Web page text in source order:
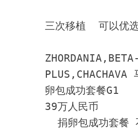
三次移植  可以优
ZHORDANIA,BETA-
PLUS,CHACHAVA
卵包成功套餐G1
39万人民币